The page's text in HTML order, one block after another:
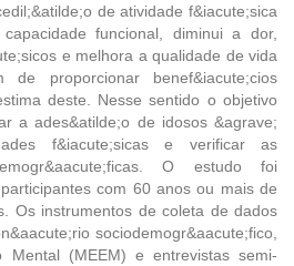
de atividade f&iacute;sica
funcional, diminui a dor,
e melhora a qualidade de vida
de proporcionar benef&iacute;cios
deste. Nesse sentido o objetivo
a ades&atilde;o de idosos &agrave;
f&iacute;sicas e verificar as
O estudo foi
com 60 anos ou mais de
Os instrumentos de coleta de dados
sociodemogr&aacute;fico,
(MEEM) e entrevistas semi-